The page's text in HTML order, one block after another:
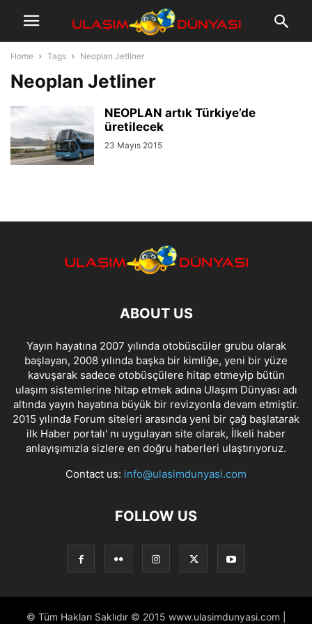
Home Tags Neoplan Jetliner
Neoplan Jetliner
NEOPLAN artık Türkiye’de
üretilecek
23 Mayıs 2015
ABOUT US
Yayın hayatına 2007 yılında otobüscüler grubu olarak
başlayan, 2008 yılında başka bir kimliğe, yeni bir yüze
kavuşarak sadece otobüsçülere hitap etmeyip bütün
ulaşım sistemlerine hitap etmek adına Ulaşım Dünyası adı
altında yayın hayatına büyük bir revizyonla devam etmiştir.
2015 yılında Forum siteleri arasında yeni bir çağ başlatarak
ilk Haber portalı' nı uygulayan site olarak, İlkeli haber
anlayışımızla sizlere en doğru haberleri ulaştırıyoruz.
Contact us: info@ulasimdunyasi.com
FOLLOW US
© Tüm Hakları Saklıdır © 2015 www.ulasimdunyasi.com |